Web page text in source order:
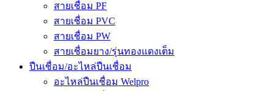
สายเชื่อม PF
สายเชื่อม PVC
สายเชื่อม PW
สายเชื่อมยาง/รุ่นทองแดงเต็ม
ปืนเชื่อม/อะไหล่ปืนเชื่อม
อะไหล่ปืนเชื่อม Welpro